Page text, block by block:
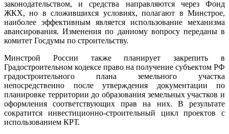
законодательством, и средства направляются через Фонд
ЖКХ, но в сложившихся условиях, полагают в Минстрое,
наиболее эффективным является использование механизма
авансирования. Изменения по данному вопросу переданы в
комитет Госдумы по строительству.
Минстрой России также планирует закрепить в
Градостроительном кодексе право на получение субъектом РФ
градостроительного плана земельного участка
непосредственно после утверждения документации по
планировке территории до образования земельных участков и
оформления соответствующих прав на них. В результате
сократится инвестиционно-строительный цикл проектов с
использованием КРТ.